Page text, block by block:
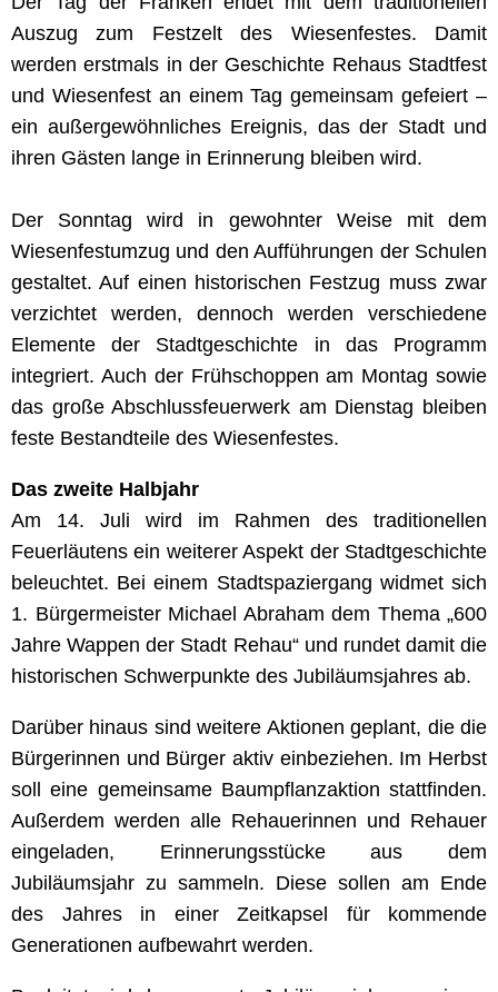
Auszug zum Festzelt des Wiesenfestes. Damit
werden erstmals in der Geschichte Rehaus Stadtfest
und Wiesenfest an einem Tag gemeinsam gefeiert –
ein außergewöhnliches Ereignis, das der Stadt und
ihren Gästen lange in Erinnerung bleiben wird.
Der Sonntag wird in gewohnter Weise mit dem
Wiesenfestumzug und den Aufführungen der Schulen
gestaltet. Auf einen historischen Festzug muss zwar
verzichtet werden, dennoch werden verschiedene
Elemente der Stadtgeschichte in das Programm
integriert. Auch der Frühschoppen am Montag sowie
das große Abschlussfeuerwerk am Dienstag bleiben
feste Bestandteile des Wiesenfestes.
Das zweite Halbjahr
Am 14. Juli wird im Rahmen des traditionellen
Feuerläutens ein weiterer Aspekt der Stadtgeschichte
beleuchtet. Bei einem Stadtspaziergang widmet sich
1. Bürgermeister Michael Abraham dem Thema „600
Jahre Wappen der Stadt Rehau“ und rundet damit die
historischen Schwerpunkte des Jubiläumsjahres ab.
Darüber hinaus sind weitere Aktionen geplant, die die
Bürgerinnen und Bürger aktiv einbeziehen. Im Herbst
soll eine gemeinsame Baumpflanzaktion stattfinden.
Außerdem werden alle Rehauerinnen und Rehauer
eingeladen, Erinnerungsstücke aus dem
Jubiläumsjahr zu sammeln. Diese sollen am Ende
des Jahres in einer Zeitkapsel für kommende
Generationen aufbewahrt werden.